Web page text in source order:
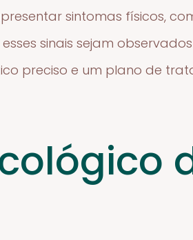
sintomas físicos,
sinais sejam
preciso e um plano de